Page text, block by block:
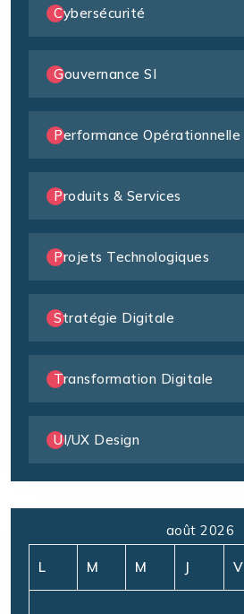
Cybersécurité
Gouvernance SI
Performance Opérationnelle
Produits & Services
Projets Technologiques
Stratégie Digitale
Transformation Digitale
UI/UX Design
août 2026
L M M J V